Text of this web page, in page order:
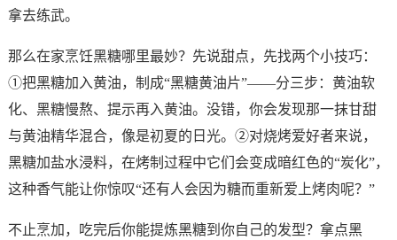
拿去练武。
那么在家烹饪黑糖哪里最妙？先说甜点，先找两个小技巧：
①把黑糖加入黄油，制成“黑糖黄油片”——分三步：黄油软
化、黑糖慢熬、提示再入黄油。没错，你会发现那一抹甘甜
与黄油精华混合，像是初夏的日光。②对烧烤爱好者来说，
黑糖加盐水浸料，在烤制过程中它们会变成暗红色的“炭化”，
这种香气能让你惊叹“还有人会因为糖而重新爱上烤肉呢？”
不止烹加，吃完后你能提炼黑糖到你自己的发型？拿点黑